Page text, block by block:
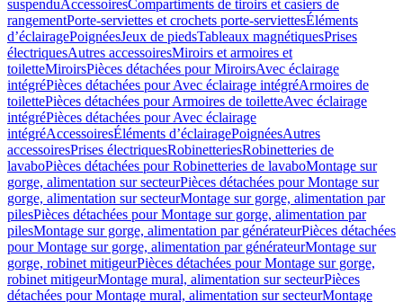
suspenduAccessoiresCompartiments de tiroirs et casiers de
rangementPorte-serviettes et crochets porte-serviettesÉléments
d’éclairagePoignéesJeux de piedsTableaux magnétiquesPrises
électriquesAutres accessoiresMiroirs et armoires et
toiletteMiroirsPièces détachées pour MiroirsAvec éclairage
intégréPièces détachées pour Avec éclairage intégréArmoires de
toilettePièces détachées pour Armoires de toiletteAvec éclairage
intégréPièces détachées pour Avec éclairage
intégréAccessoiresÉléments d’éclairagePoignéesAutres
accessoiresPrises électriquesRobinetteriesRobinetteries de
lavaboPièces détachées pour Robinetteries de lavaboMontage sur
gorge, alimentation sur secteurPièces détachées pour Montage sur
gorge, alimentation sur secteurMontage sur gorge, alimentation par
pilesPièces détachées pour Montage sur gorge, alimentation par
pilesMontage sur gorge, alimentation par générateurPièces détachées
pour Montage sur gorge, alimentation par générateurMontage sur
gorge, robinet mitigeurPièces détachées pour Montage sur gorge,
robinet mitigeurMontage mural, alimentation sur secteurPièces
détachées pour Montage mural, alimentation sur secteurMontage